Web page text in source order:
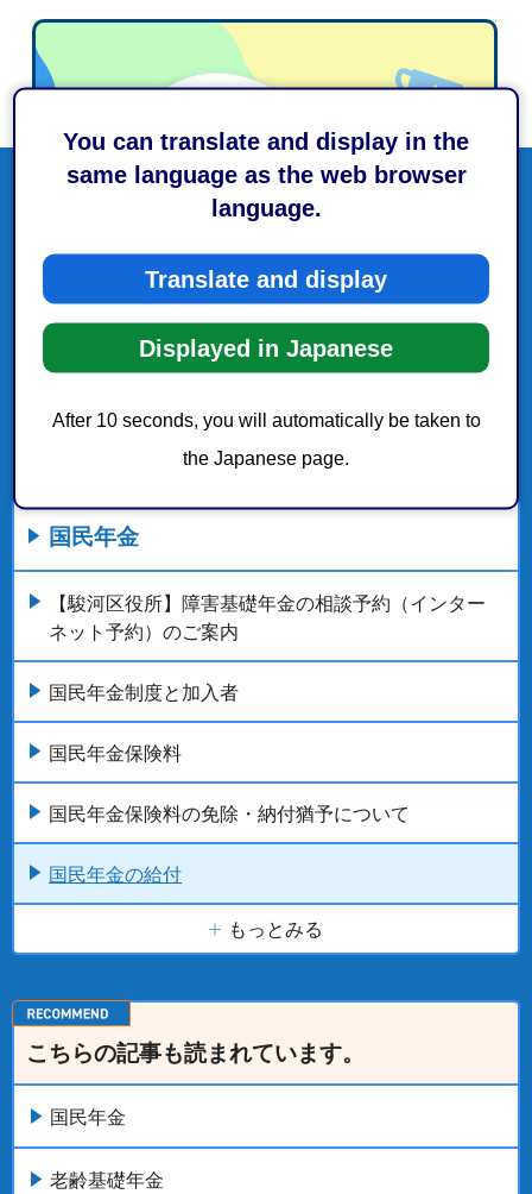
You can translate and display in the
same language as the web browser
language.
Translate and display
Displayed in Japanese
After 10 seconds, you will automatically be taken to
the Japanese page.
国民年金
【駿河区役所】障害基礎年金の相談予約（インター
ネット予約）のご案内
国民年金制度と加入者
国民年金保険料
国民年金保険料の免除・納付猶予について
国民年金の給付
もっとみる
こちらの記事も読まれています。
国民年金
老齢基礎年金